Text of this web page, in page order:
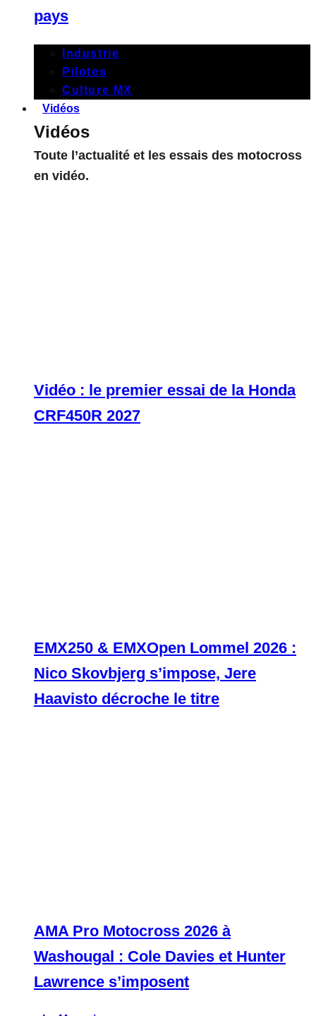
pays
Industrie
Pilotes
Culture MX
Vidéos
Vidéos
Toute l’actualité et les essais des motocross
en vidéo.
Vidéo : le premier essai de la Honda
CRF450R 2027
EMX250 & EMXOpen Lommel 2026 :
Nico Skovbjerg s’impose, Jere
Haavisto décroche le titre
AMA Pro Motocross 2026 à
Washougal : Cole Davies et Hunter
Lawrence s’imposent